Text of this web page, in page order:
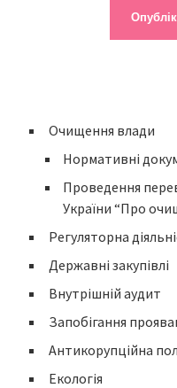
Очищення влади
Нормативні
Проведення
України “Про
Регуляторна
Державні закупівлі
Внутрішній аудит
Запобігання
Антикорупційна
Екологія